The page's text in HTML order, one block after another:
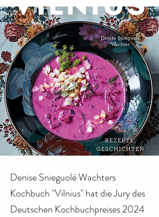
Denise Snieguolé Wachters
Kochbuch "Vilnius" hat die Jury des
Deutschen Kochbuchpreises 2024